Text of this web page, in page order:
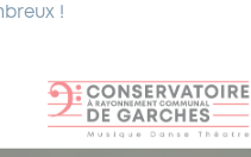
!